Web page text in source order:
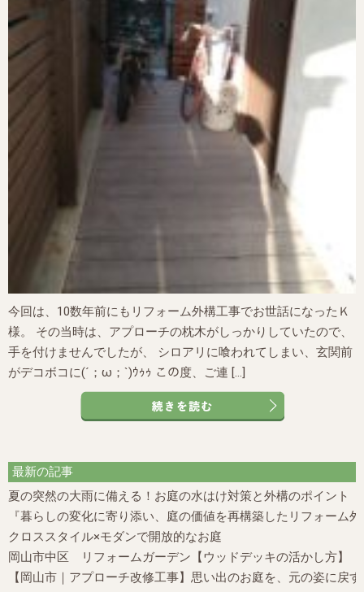
今回は、10数年前にもリフォーム外構工事でお世話になったＫ
様。 その当時は、アプローチの枕木がしっかりしていたので、
手を付けませんでしたが、 シロアリに喰われてしまい、玄関前
がデコボコに(´；ω；`)ｳｩｩ この度、ご連 […]
最新の記事
夏の突然の大雨に備える！お庭の水はけ対策と外構のポイント
『暮らしの変化に寄り添い、庭の価値を再構築したリフォーム
クロススタイル×モダンで開放的なお庭
岡山市中区 リフォームガーデン【ウッドデッキの活かし方】
【岡山市｜アプローチ改修工事】思い出のお庭を、元の姿に戻